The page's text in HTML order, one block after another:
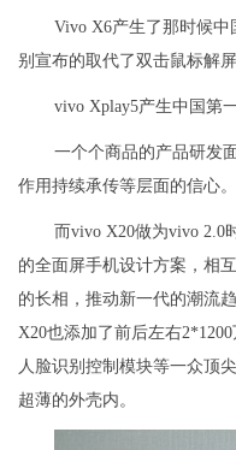
Vivo X6产生了那时候
别宣布的取代了双击鼠标解屏
vivo Xplay5产生中国第
一个个商品的产品研发
作用持续承传等层面的信心。
而vivo X20做为vivo 2.0
的全面屏手机设计方案，相
的长相，推动新一代的潮流
X20也添加了前后左右
人脸识别控制模块等一众顶
超薄的外壳内。